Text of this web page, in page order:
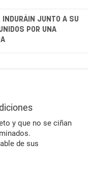
INDURÁIN JUNTO A SU
POR UNA
y que no se ciñan
de sus